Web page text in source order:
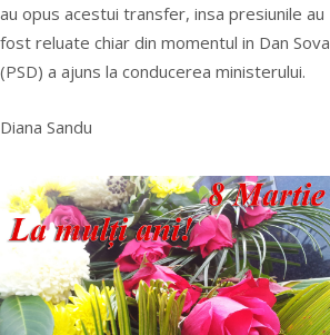
au opus acestui transfer, insa presiunile au
fost reluate chiar din momentul in Dan Sova
(PSD) a ajuns la conducerea ministerului.
Diana Sandu